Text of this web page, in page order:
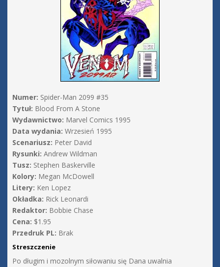
Numer: Spider-Man 2099 #35
Tytuł: Blood From A Stone
Wydawnictwo: Marvel Comics 1995
Data wydania: Wrzesień 1995
Scenariusz: Peter David
Rysunki: Andrew Wildman
Tusz: Stephen Baskerville
Kolory: Megan McDowell
Litery: Ken Lopez
Okładka: Rick Leonardi
Redaktor: Bobbie Chase
Cena: $1.95
Przedruk PL: Brak
Streszczenie
Po długim i mozolnym siłowaniu się Dana uwalnia